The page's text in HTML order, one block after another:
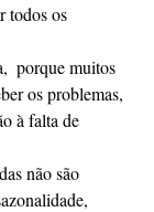
todos os
porque muitos
os problemas,
à falta de
não são